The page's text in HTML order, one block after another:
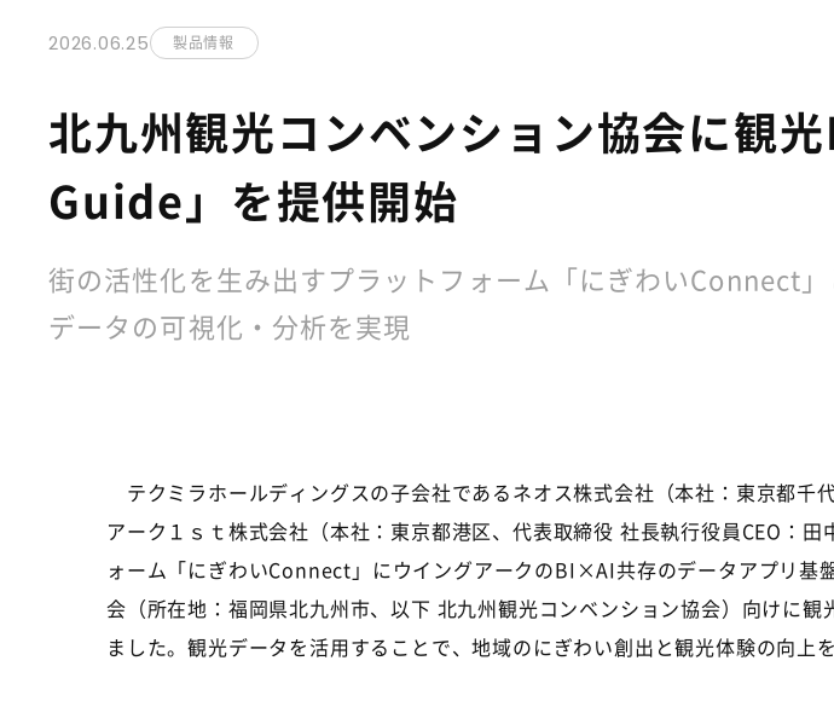
2026.06.25 製品情報
北九州観光コンベンション協会に
Guide」を提供開始
街の活性化を生み出すプラットフォーム「にぎわいConnect
データの可視化・分析を実現
テクミラホールディングスの子会社であるネオス株式会社（本社：東京都
アーク１ｓｔ株式会社（本社：東京都港区、代表取締役 社長執行役員CEO：
ォーム「にぎわいConnect」にウイングアークのBI×AI共存のデータアプリ
会（所在地：福岡県北九州市、以下 北九州観光コンベンション協会）向けに
ました。観光データを活用することで、地域のにぎわい創出と観光体験の向上